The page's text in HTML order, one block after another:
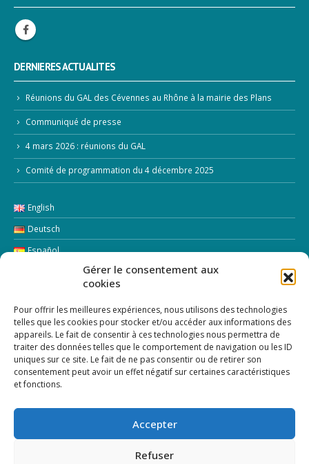
Gérer le consentement aux
cookies
Pour offrir les meilleures expériences, nous utilisons des technologies
telles que les cookies pour stocker et/ou accéder aux informations des
appareils. Le fait de consentir à ces technologies nous permettra de
traiter des données telles que le comportement de navigation ou les ID
uniques sur ce site. Le fait de ne pas consentir ou de retirer son
consentement peut avoir un effet négatif sur certaines caractéristiques
et fonctions.
Accepter
Refuser
DERNIERES ACTUALITES
Réunions du GAL des Cévennes au Rhône à la mairie des Plans
Communiqué de presse
4 mars 2026 : réunions du GAL
Comité de programmation du 4 décembre 2025
English
Deutsch
Español
LETTRE D’INFORMATION
Addresse Email: